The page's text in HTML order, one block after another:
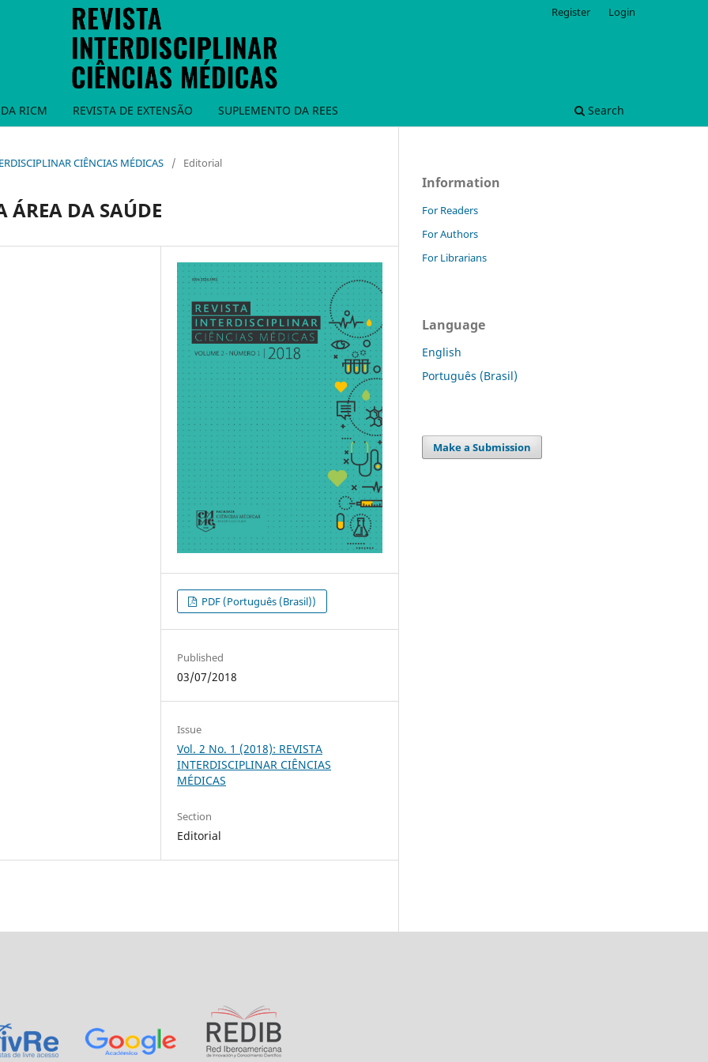
RICM REVISTA DE EXTENSÃO SUPLEMENTO DA REES Search
Register Login
CIÊNCIAS MÉDICAS / Editorial
DA SAÚDE
PDF (Português (Brasil))
Published
03/07/2018
Issue
Vol. 2 No. 1 (2018): REVISTA
INTERDISCIPLINAR CIÊNCIAS
MÉDICAS
Section
Editorial
Information
For Readers
For Authors
For Librarians
Language
English
Português (Brasil)
Make a Submission